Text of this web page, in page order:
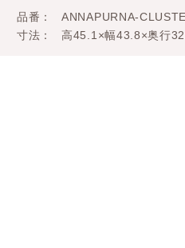
品番
ANNAPURNA-
寸法
高45.1×幅43.8×奥行